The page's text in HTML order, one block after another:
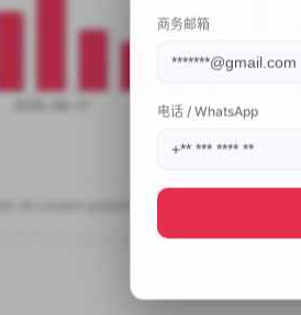
商务邮箱
电话 / WhatsApp